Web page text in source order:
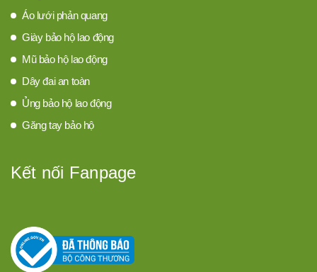
Áo lưới phản quang
Giày bảo hộ lao động
Mũ bảo hộ lao động
Dây đai an toàn
Ủng bảo hộ lao động
Găng tay bảo hộ
Kết nối Fanpage